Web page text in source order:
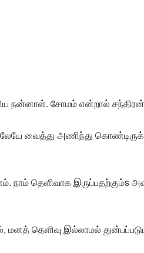
நன்னாள். சோமம் என்றால்
வைத்து அணிந்து
நாம் தெளிவாக இருப்பதற்கும்s
தெளிவு இல்லாமல்